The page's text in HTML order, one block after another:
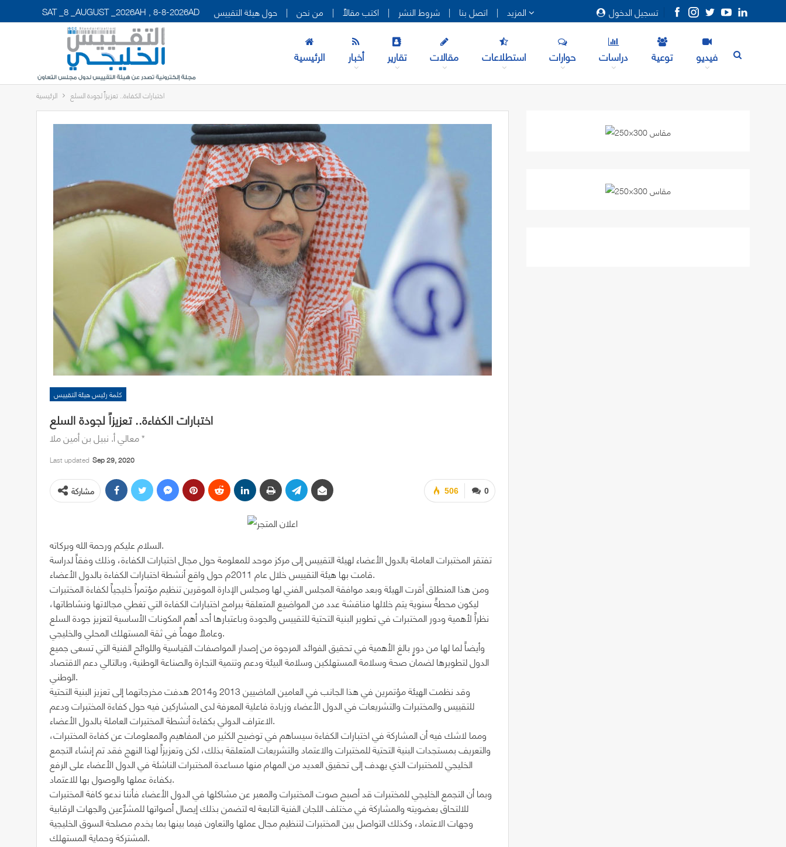
تسجيل الدخول SAT _8 _AUGUST _2026AH , 8-8-2026AD حول هيئة التقييس | من نحن | اكتب مقالاً | شروط النشر | اتصل بنا |
الرئيسية أخبار تقارير مقالات استطلاعات حوارات دراسات توعية فيديو
الرئيسية اختبارات الكفاءة.. تعزيزاً لجودة السلع
كلمة رئيس هيئة التقييس
اختبارات الكفاءة.. تعزيزاً لجودة السلع
معالي أ. نبيل بن أمين ملا *
Last updated Sep 29, 2020
0
506 مشاركة
السلام عليكم ورحمة الله وبركاته.
تفتقر المختبرات العاملة بالدول الأعضاء لهيئة التقييس إلى مركز موحد للمعلومة حول مجال اختبارات الكفاءة، وذلك وفقاً لدراسة
قامت بها هيئة التقييس خلال عام 2011م حول واقع أنشطة اختبارات الكفاءة بالدول الأعضاء.
ومن هذا المنطلق أقرت الهيئة وبعد موافقة المجلس الفني لها ومجلس الإدارة الموقرين تنظيم مؤتمراً خليجياً لكفاءة المختبرات
ليكون محطةً سنوية يتم خلالها مناقشة عدد من المواضيع المتعلقة ببرامج اختبارات الكفاءة التي تغطي مجالاتها ونشاطاتها،
نظراً لأهمية ودور المختبرات في تطوير البنية التحتية للتقييس والجودة وباعتبارها أحد أهم المكونات الأساسية لتعزيز جودة السلع
وعاملاً مهماً في ثقة المستهلك المحلي والخليجي.
وأيضاً لما لها من دورٍ بالغ الأهمية في تحقيق الفوائد المرجوة من إصدار المواصفات القياسية واللوائح الفنية التي تسعى جميع
الدول لتطويرها لضمان صحة وسلامة المستهلكين وسلامة البيئة ودعم وتنمية التجارة والصناعة الوطنية، وبالتالي دعم الاقتصاد
الوطني.
وقد نظمت الهيئة مؤتمرين في هذا الجانب في العامين الماضيين 2013 و2014 هدفت مخرجاتهما إلى تعزيز البنية التحتية
للتقييس والمختبرات والتشريعات في الدول الأعضاء وزيادة فاعلية المعرفة لدى المشاركين فيه حول كفاءة المختبرات ودعم
الاعتراف الدولي بكفاءة أنشطة المختبرات العاملة بالدول الأعضاء.
ومما لاشك فيه أن المشاركة في اختبارات الكفاءة سيساهم في توضيح الكثير من المفاهيم والمعلومات عن كفاءة المختبرات،
والتعريف بمستجدات البنية التحتية للمختبرات والاعتماد والتشريعات المتعلقة بذلك، لكن وتعزيزاً لهذا النهج فقد تم إنشاء التجمع
الخليجي للمختبرات الذي يهدف إلى تحقيق العديد من المهام منها مساعدة المختبرات الناشئة في الدول الأعضاء على الرفع
بكفاءة عملها والوصول بها للاعتماد.
وبما أن التجمع الخليجي للمختبرات قد أصبح صوت المختبرات والمعبر عن مشاكلها في الدول الأعضاء فأننا ندعو كافة المختبرات
للالتحاق بعضويته والمشاركة في مختلف اللجان الفنية التابعة له لتضمن بذلك إيصال أصواتها للمشرِّعين والجهات الرقابية
وجهات الاعتماد، وكذلك التواصل بين المختبرات لتنظيم مجال عملها والتعاون فيما بينها بما يخدم مصلحة السوق الخليجية
المشتركة وحماية المستهلك.